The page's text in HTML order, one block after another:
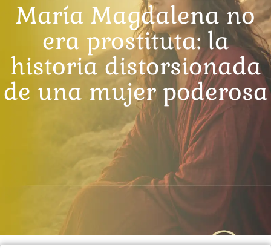
María Magdalena no
era prostituta: la
historia distorsionada
de una mujer poderosa